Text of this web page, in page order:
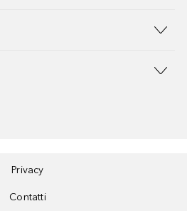
Privacy
Contatti